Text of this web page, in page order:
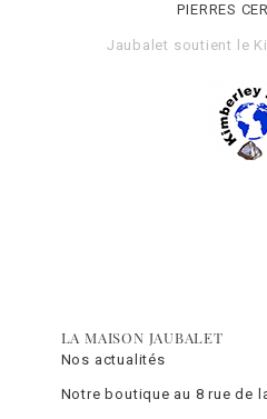
PIERRES
Jaubalet soutient le
LA MAISON JAUBALET
Nos actualités
Notre boutique au 8 rue de